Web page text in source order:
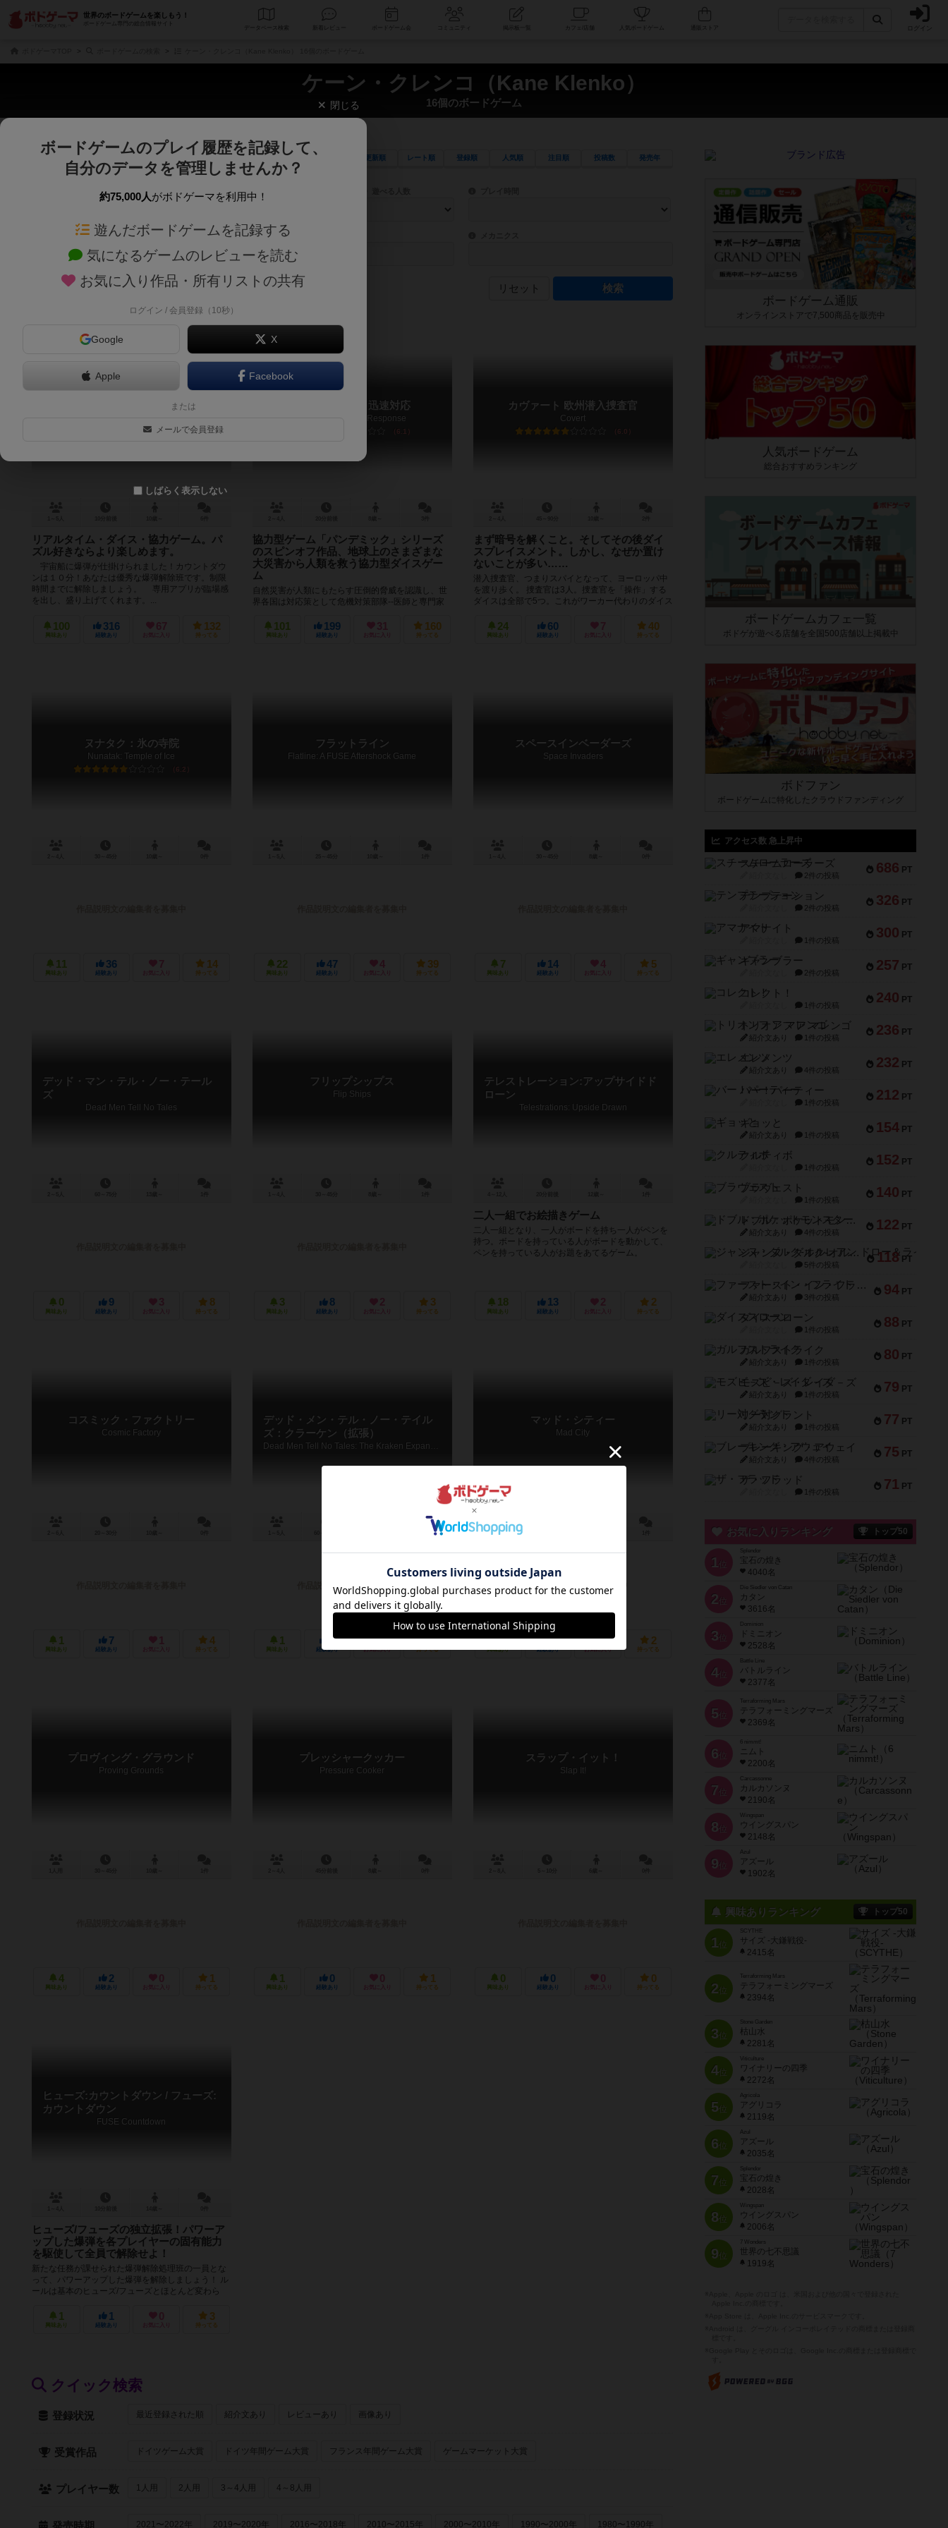
世界のボードゲームを楽しもう！
ボードゲーム専門の総合情報サイト
データベース コミュニティ 人気ボードゲーム ログイン
ケーン・クレンコ（Kane Klenko）
16個のボードゲーム
じっくり表示 更新順 レート順 登録順 人気順 注目順 投稿数 発売年
商品名、商品説明文、デザイナー名、テーマ名、メカニクス名を対象にフリーワード検索ができます。
ゲームデザイナー名を指定して検索できます。
ゲームデザイナー 目安となる所要時間を指定することができます。マニュアルを読む時間や参加者へのルール説明時間は含まれていないため、初めて
対象年齢を指定します。 世界観や登場人物などモチーフ・ストーリーを指定することができます。直感的にゲームシステムを理解できるよう、中世ファンタジー・クッキング・海賊同士の対決など、ゲームコンセプトを絞
テーマ/フレーバー ゲーム性を構成するコアシステムです。主にボードゲームに慣れている方向けの絞込機能です。例えば「ダイスロール」はランダ
リセット
ヒューズ / フューズ
6.1
リアルタイム・ダイス・協力ゲーム。パ
ズル好きならより楽しめます。
宇宙船に爆弾が仕掛けられました！カウントダウ
ンは１０分！あなたは優秀な爆弾解除班です。制限
時間までに解除しましょう。 専用アプリが臨場感
を出し、盛り上げてくれます。...
100
興味あり
316
経験あり
67
お気に入り
132
持ってる
パンデミック：迅速対応
Pandemic: Rapid Response
6.1
協力型ゲーム「パンデミック」シリーズ
のスピンオフ作品、地球上のさまざまな
大災害から人類を救う協力型ダイスゲー
ム
自然災害が人類にもたらす圧倒的脅威を認識し、世
界各国は対応策として危機対策部隊--医師と専門家
品を用意できる専用飛行機を駆使...
101
興味あり
199
経験あり
31
お気に入り
160
持ってる
カヴァート 欧州潜入捜査官
Covert
6.0
まず暗号を解くこと。そしてその後ダイ
スプレイスメント。しかし、なぜか置け
ないことが多い……
潜入捜査官、つまりスパイとなって、ヨーロッパ中
を渡り歩く。 捜査官は3人。捜査官を「操作」する
ダイスは全部で5つ。これがワーカー代わりのダイス
24
興味あり
60
経験あり
7
お気に入り
40
持ってる
ヌナタク：氷の寺院
Nunatak: Temple of Ice
6.2
11
興味あり
36
経験あり
7
お気に入り
14
持ってる
フラットライン
Flatline: A FUSE Aftershock Game
22
興味あり
47
経験あり
4
お気に入り
39
持ってる
スペースインベーダーズ
Space Invaders
7
興味あり
14
経験あり
4
お気に入り
5
持ってる
デッド・マン・テル・ノー・テール
ズ
Dead Men Tell No Tales
0
興味あり
9
経験あり
3
お気に入り
8
持ってる
フリップシップス
Flip Ships
3
興味あり
8
経験あり
2
お気に入り
3
持ってる
テレストレーション:アップサイドド
ローン
Telestrations: Upside Drawn
二人一組でお絵描きゲーム
二人一組となり、一人がボードを持ち一人がペンを
持つ。ボードを持っている人がボードを動かして、
ペンを持っている人がお題をあてるゲーム。
18
興味あり
13
経験あり
2
お気に入り
2
持ってる
コスミック・ファクトリー
Cosmic Factory
1
興味あり
7
経験あり
1
お気に入り
4
持ってる
デッド・メン・テル・ノー・テイル
ズ：クラーケン（拡張）
作品説明文の編集者を募集中
1
興味あり
1
経験あり
1
お気に入り
2
持ってる
マッド・シティー
Mad City
1～6人
作品説明文の編集者を募集中
0
興味あり
1
経験あり
1
お気に入り
2
持ってる
プロヴィング・グラウンド
Proving Grounds
4
興味あり
2
経験あり
0
お気に入り
1
持ってる
プレッシャークッカー
Pressure Cooker
1
興味あり
0
経験あり
0
お気に入り
1
持ってる
スラップ・イット！
Slap It!
0
興味あり
0
経験あり
0
お気に入り
0
持ってる
ヒューズ:カウントダウン / フューズ:
カウントダウン
FUSE Countdown
ヒューズ/フューズの独立拡張！パワーア
ップした爆弾を各プレイヤーの固有能力
を駆使して全員で解除せよ！
新たな任務が課せられた爆弾解除処理班の一員とな
って、パワーアップした爆弾を解除しましょう！ ル
ールは基本のヒューズ/フューズとほとんど変わら
1
興味あり
1
経験あり
0
お気に入り
3
持ってる
クイック検索
登録状況 最近登録された順 紹介文あり レビューあり 画像あり
受賞作品 ドイツゲーム大賞 ドイツ年間ゲーム大賞 フランス年間ゲーム大賞 ゲームマーケット大賞
プレイヤー数 1人用 2人用 3～4人用 4～8人用
2021〜2022年 2019〜2020年 2016〜2018年 2010〜2015年 2000〜2010年 1990〜2000年 1980〜1990年
ボードゲーム通販
オンラインストアで7,500商品を販売中
人気ボードゲーム
総合おすすめランキング
ボードゲームカフェ一覧
ボドゲが遊べる店舗を全国500店舗以上掲載中
ボドファン
ボードゲームに特化したクラウドファンディング
アクセス数 急上昇中
686 PT
スチームローラーズ
2件の投稿
326 PT
テンプテーション
2件の投稿
300 PT
アマナイト
1件の投稿
257 PT
ギャンブラー
2件の投稿
240 PT
コレクト！
1件の投稿
236 PT
トリオンフ ア マレンゴ
紹介文あり 1件の投稿
232 PT
エレメンツ
紹介文あり 4件の投稿
212 PT
バー！パーティー
1件の投稿
154 PT
ギョッと
紹介文あり 1件の投稿
152 PT
クルティボ
1件の投稿
140 PT
ブラヴェスト
1件の投稿
122 PT
ドブル：ポケットモンスター
紹介文あり 4件の投稿
118 PT
ジャンヌ・ダルク-オルレアン ドロー＆ライト
5件の投稿
94 PT
ファースト・イン・フライト
紹介文あり 3件の投稿
88 PT
ダイススローン
1件の投稿
80 PT
ガルフストライク
紹介文あり 1件の投稿
79 PT
モズビ－ズ・レイダ－ズ
紹介文あり 1件の投稿
77 PT
リー対グラント
紹介文あり 1件の投稿
75 PT
ブレーキング・アウェイ
紹介文あり 4件の投稿
71 PT
ザ・フラッド
1件の投稿
お気に入りランキング トップ50
1 位
宝石の煌き
4040名
2 位
Die Siedler von Catan
カタン
3616名
3 位
ドミニオン
2528名
4位
Battle Line
バトルライン
2377名
5 位
Terraforming Mars
テラフォーミングマーズ
2369名
6 位
ニムト
2200名
7 位
Carcassonne
カルカソンヌ
2190名
8 位
Wingspan
ウイングスパン
2148名
9 位
Azul
アズール
1902名
興味ありランキング トップ50
1位
SCYTHE
サイズ -大鎌戦役-
2415名
2位
Terraforming Mars
テラフォーミングマーズ
2394名
3位
Stone Garden
枯山水
2281名
4位
Viticulture
ワイナリーの四季
2272名
5位
Agricola
アグリコラ
2119名
6位
Azul
アズール
2035名
7位
宝石の煌き
2028名
8位
Wingspan
ウイングスパン
2006名
9位
7 Wonders
世界の七不思議
1919名
閉じる
ボードゲームのプレイ履歴を記録して、
自分のデータを管理しませんか？
約75,000人がボドゲーマを利用中！
遊んだボードゲームを記録する
気になるゲームのレビューを読む
お気に入り作品・所有リストの共有
ログイン / 会員登録（10秒）
Google X
Apple Facebook
または
メールで会員登録
しばらく表示しない